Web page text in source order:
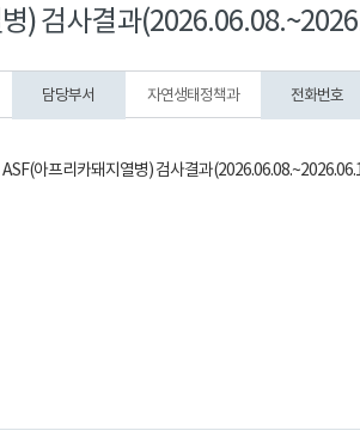
) 검사결과
담당부서 자연생태정책과 전화번호
아프리카돼지열병) 검사결과